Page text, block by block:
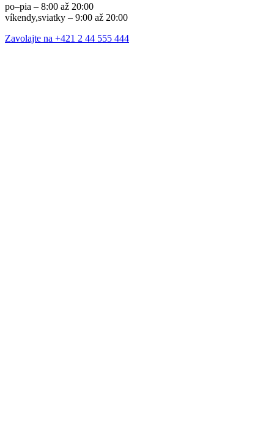
po–pia – 8:00 až 20:00
víkendy,sviatky – 9:00 až 20:00
Zavolajte na +421 2 44 555 444